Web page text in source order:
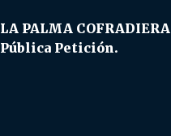
LA PALMA
Pública Petición.